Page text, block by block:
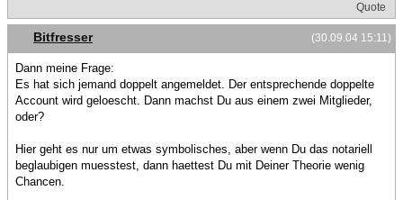
Quote
(30.09.04 15:11)
Bitfresser
Dann meine Frage:
Es hat sich jemand doppelt angemeldet. Der entsprechende doppelte
Account wird geloescht. Dann machst Du aus einem zwei Mitglieder,
oder?
Hier geht es nur um etwas symbolisches, aber wenn Du das notariell
beglaubigen muesstest, dann haettest Du mit Deiner Theorie wenig
Chancen.